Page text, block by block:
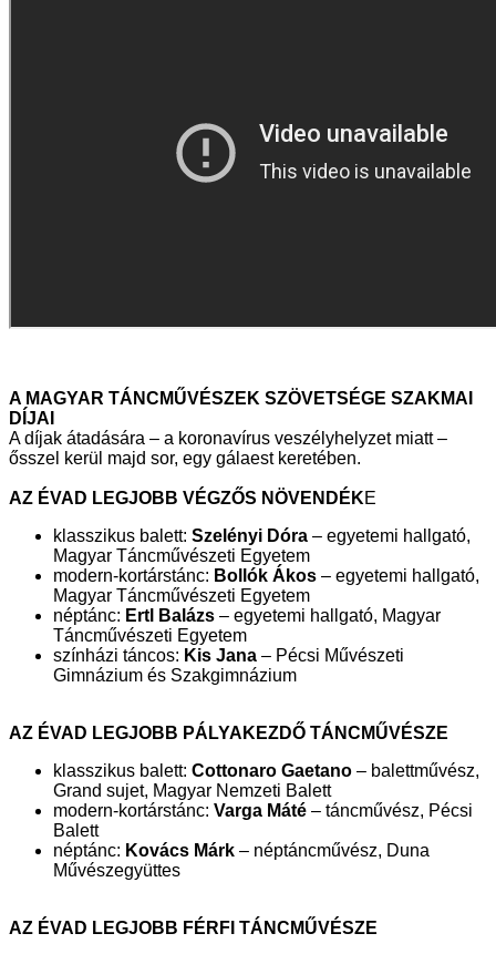
A MAGYAR TÁNCMŰVÉSZEK SZÖVETSÉGE SZAKMAI
DÍJAI
A díjak átadására – a koronavírus veszélyhelyzet miatt –
ősszel kerül majd sor, egy gálaest keretében.
AZ ÉVAD LEGJOBB VÉGZŐS NÖVENDÉKE
klasszikus balett: Szelényi Dóra – egyetemi hallgató,
Magyar Táncművészeti Egyetem
modern-kortárstánc: Bollók Ákos – egyetemi hallgató,
Magyar Táncművészeti Egyetem
néptánc: Ertl Balázs – egyetemi hallgató, Magyar
Táncművészeti Egyetem
színházi táncos: Kis Jana – Pécsi Művészeti
Gimnázium és Szakgimnázium
AZ ÉVAD LEGJOBB PÁLYAKEZDŐ TÁNCMŰVÉSZE
klasszikus balett: Cottonaro Gaetano – balettművész,
Grand sujet, Magyar Nemzeti Balett
modern-kortárstánc: Varga Máté – táncművész, Pécsi
Balett
néptánc: Kovács Márk – néptáncművész, Duna
Művészegyüttes
AZ ÉVAD LEGJOBB FÉRFI TÁNCMŰVÉSZE